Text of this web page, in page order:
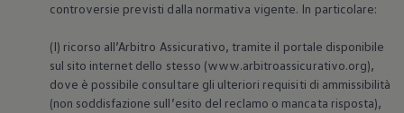
controversie previsti dalla normativa vigente. In particolare:
(I) ricorso all’Arbitro Assicurativo, tramite il portale disponibile
sul sito internet dello stesso (www.arbitroassicurativo.org),
dove è possibile consultare gli ulteriori requisiti di ammissibilità
(non soddisfazione sull’esito del reclamo o mancata risposta),